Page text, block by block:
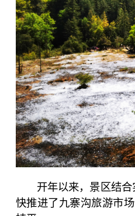
开年以来，景区结
快推进了九寨沟旅游市